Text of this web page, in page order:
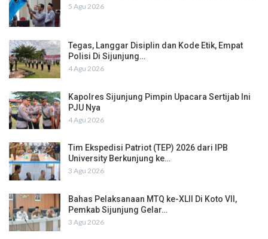
5 Agu 2026
Tegas, Langgar Disiplin dan Kode Etik, Empat
Polisi Di Sijunjung…
4 Agu 2026
Kapolres Sijunjung Pimpin Upacara Sertijab Ini
PJU Nya
4 Agu 2026
Tim Ekspedisi Patriot (TEP) 2026 dari IPB
University Berkunjung ke…
3 Agu 2026
Bahas Pelaksanaan MTQ ke-XLII Di Koto VII,
Pemkab Sijunjung Gelar…
3 Agu 2026